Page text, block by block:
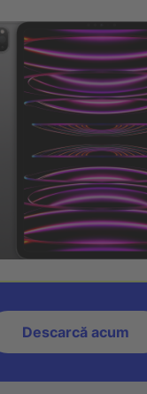
Descarcă acum